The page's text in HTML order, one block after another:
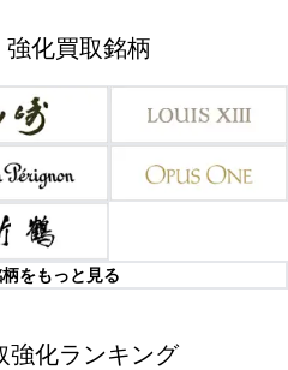
強化買取銘柄
をもっと見る
強化ランキング